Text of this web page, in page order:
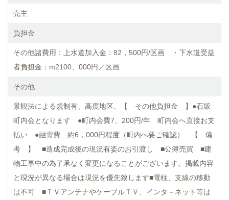
売主
負担金
その他諸費用：上水道加入金：82，500円/区画 ・下水道受益
者負担金：m2100、000円／区画
その他
景観法による規制有、高度地区、【 その他負担金 】●石坂
町内会となります ●町内会費7、200円/年 町内会へ直接お支
払い ●融雪費 約6，000円程度（町内へ要ご確認） 【 備
考 】 ■造成完成後の現況有姿のお引渡し ■公簿売買 ■建
物工事中の為了承なく変更になることがございます。掲載内容
と現況が異なる場合は現況を優先致します■電柱、支線の移動
は不可 ■ＴＶアンテナやケーブルＴＶ、インタ－ネット等は